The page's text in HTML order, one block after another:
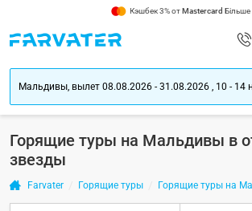
Кэшбек 3% отMastercard Більше
Горящие туры на Мальдивы в
звезды
Farvater Горящие туры Горящие туры на